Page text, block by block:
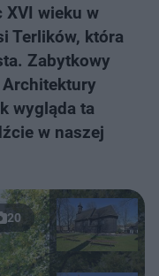
XVI wieku w
Terlików, która
Zabytkowy
wygląda ta
w naszej
20